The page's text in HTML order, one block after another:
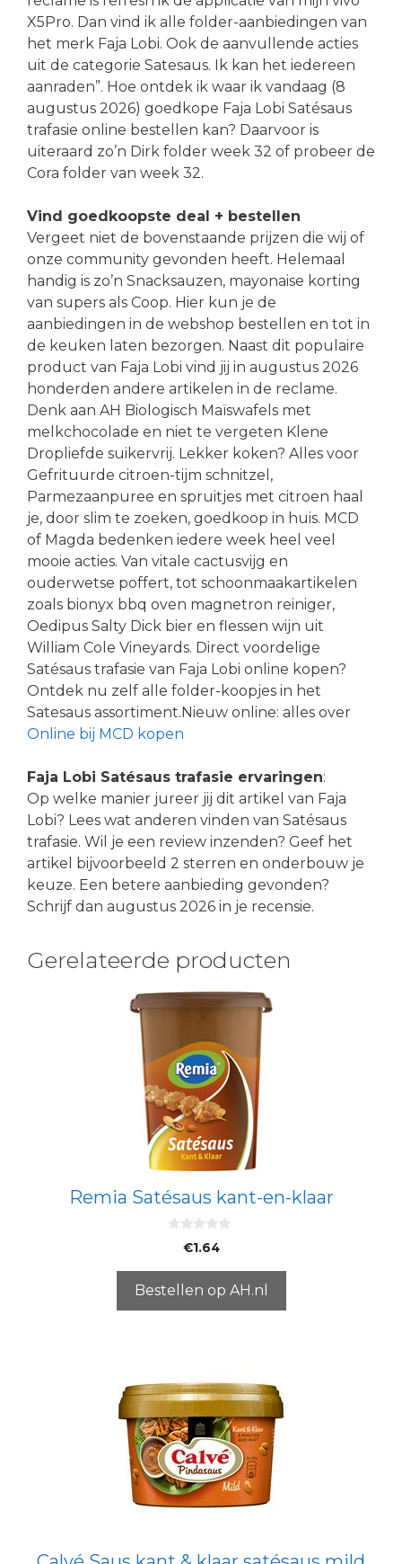
X5Pro. Dan vind ik alle folder-aanbiedingen van
het merk Faja Lobi. Ook de aanvullende acties
uit de categorie Satesaus. Ik kan het iedereen
aanraden”. Hoe ontdek ik waar ik vandaag (8
augustus 2026) goedkope Faja Lobi Satésaus
trafasie online bestellen kan? Daarvoor is
uiteraard zo’n Dirk folder week 32 of probeer de
Cora folder van week 32.
Vind goedkoopste deal + bestellen
Vergeet niet de bovenstaande prijzen die wij of
onze community gevonden heeft. Helemaal
handig is zo’n Snacksauzen, mayonaise korting
van supers als Coop. Hier kun je de
aanbiedingen in de webshop bestellen en tot in
de keuken laten bezorgen. Naast dit populaire
product van Faja Lobi vind jij in augustus 2026
honderden andere artikelen in de reclame.
Denk aan AH Biologisch Maïswafels met
melkchocolade en niet te vergeten Klene
Dropliefde suikervrij. Lekker koken? Alles voor
Gefrituurde citroen-tijm schnitzel,
Parmezaanpuree en spruitjes met citroen haal
je, door slim te zoeken, goedkoop in huis. MCD
of Magda bedenken iedere week heel veel
mooie acties. Van vitale cactusvijg en
ouderwetse poffert, tot schoonmaakartikelen
zoals bionyx bbq oven magnetron reiniger,
Oedipus Salty Dick bier en flessen wijn uit
William Cole Vineyards. Direct voordelige
Satésaus trafasie van Faja Lobi online kopen?
Ontdek nu zelf alle folder-koopjes in het
Satesaus assortiment.Nieuw online: alles over
Online bij MCD kopen
Faja Lobi Satésaus trafasie ervaringen:
Op welke manier jureer jij dit artikel van Faja
Lobi? Lees wat anderen vinden van Satésaus
trafasie. Wil je een review inzenden? Geef het
artikel bijvoorbeeld 2 sterren en onderbouw je
keuze. Een betere aanbieding gevonden?
Schrijf dan augustus 2026 in je recensie.
Gerelateerde producten
Remia Satésaus kant-en-klaar
5
€1.64
Bestellen op AH.nl